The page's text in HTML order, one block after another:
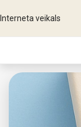
Interneta veikals